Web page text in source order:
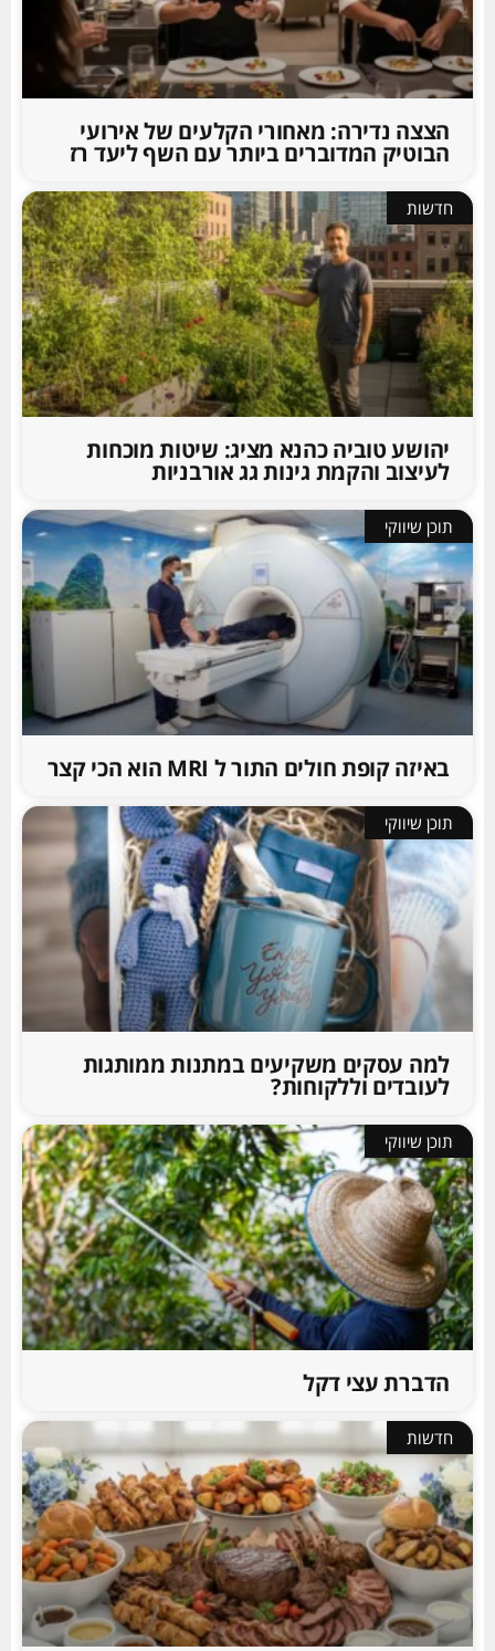
הצצה נדירה: מאחורי הקלעים של אירועי
הבוטיק המדוברים ביותר עם השף ליעד רז
חדשות
יהושע טוביה כהנא מציג: שיטות מוכחות
לעיצוב והקמת גינות גג אורבניות
תוכן שיווקי
באיזה קופת חולים התור ל MRI הוא הכי קצר
תוכן שיווקי
למה עסקים משקיעים במתנות ממותגות
לעובדים וללקוחות?
תוכן שיווקי
הדברת עצי דקל
חדשות